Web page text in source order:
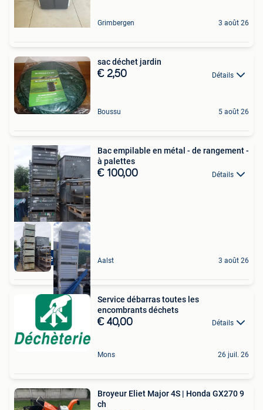
Grimbergen 3 août 26
sac déchet jardin
€ 2,50 Détails
Boussu 5 août 26
Stapelbaar
Bac empilable en métal - de rangement -
à palettes
€ 100,00 Détails
Aalst 3 août 26
Service débarras toutes les
encombrants déchets
€ 40,00 Détails
Mons 26 juil. 26
Broyeur Eliet Major 4S | Honda GX270 9
ch